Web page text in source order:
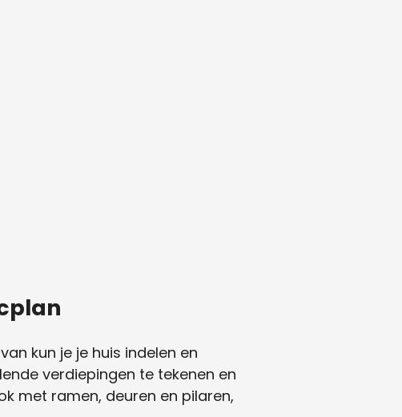
kun je je huis indelen en
verdiepingen te tekenen en
met ramen, deuren en pilaren,